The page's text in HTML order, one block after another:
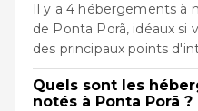
Il y a 4 hébergements à
de Ponta Porã, idéaux si
des principaux points
Quels sont les
notés à Ponta Porã ?